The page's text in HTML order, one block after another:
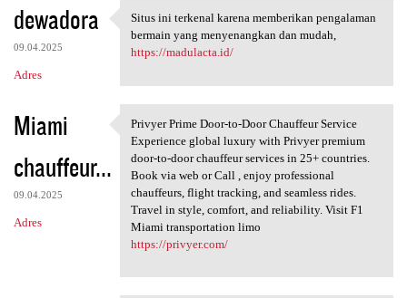
dewadora
09.04.2025
Adres
Situs ini terkenal karena
Situs ini terkenal karena memberikan pengalaman
bermain yang menyenangkan dan mudah,
https://madulacta.id/
Miami
chauffeur...
09.04.2025
Adres
Privyer Prime Door-to-Door
Privyer Prime Door-to-Door Chauffeur Service
Experience global luxury with Privyer premium
door-to-door chauffeur services in 25+ countries.
Book via web or Call , enjoy professional
chauffeurs, flight tracking, and seamless rides.
Travel in style, comfort, and reliability. Visit F1
Miami transportation limo
https://privyer.com/